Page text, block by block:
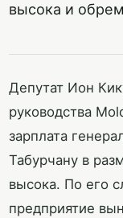
высока и
Депутат Ион
руководства
зарплата
Табурчану в
высока. По его
предприятие